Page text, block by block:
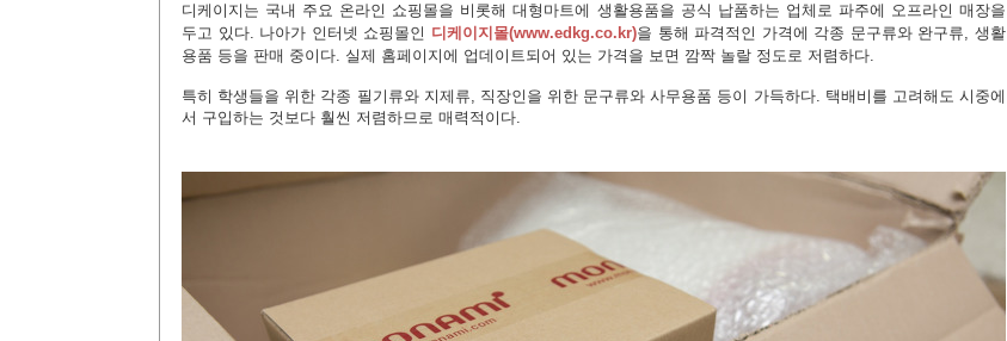
디케이지는 국내 주요 온라인 쇼핑몰을 비롯해 대형마트에 생활용품을 공식 납품하는 업체로 파주에 오프라인 매장을
두고 있다. 나아가 인터넷 쇼핑몰인 디케이지몰(www.edkg.co.kr)을 통해 파격적인 가격에 각종 문구류와 완구류, 생활
용품 등을 판매 중이다. 실제 홈페이지에 업데이트되어 있는 가격을 보면 깜짝 놀랄 정도로 저렴하다.
특히 학생들을 위한 각종 필기류와 지제류, 직장인을 위한 문구류와 사무용품 등이 가득하다. 택배비를 고려해도 시중에
서 구입하는 것보다 훨씬 저렴하므로 매력적이다.